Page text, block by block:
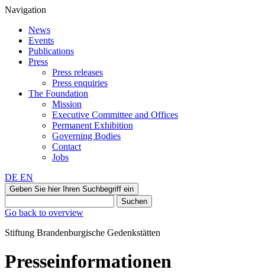
Navigation
News
Events
Publications
Press
Press releases
Press enquiries
The Foundation
Mission
Executive Committee and Offices
Permanent Exhibition
Governing Bodies
Contact
Jobs
DE EN
Geben Sie hier Ihren Suchbegriff ein
Suchen
Go back to overview
Stiftung Brandenburgische Gedenkstätten
Presseinformationen